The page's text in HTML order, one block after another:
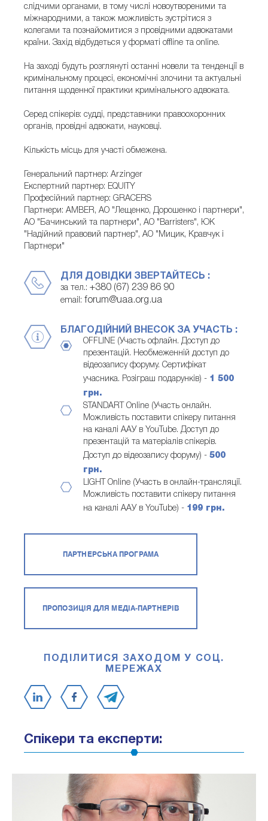
слідчими органами, в тому числі новоутвореними та
міжнародними, а також можливість зустрітися з
колегами та познайомитися з провідними адвокатами
країни. Захід відбудеться у форматі offline та оnline.
На заході будуть розглянуті останні новели та тенденції в
кримінальному процесі, економічні злочини та актуальні
питання щоденної практики кримінального адвоката.
Серед спікерів: судді, представники правоохоронних
органів, провідні адвокати, науковці.
Кількість місць для участі обмежена.
Генеральний партнер: Arzinger
Експертний партнер: EQUITY
Професійний партнер: GRACERS
Партнери: AMBER, АО "Лещенко, Дорошенко і партнери",
АО "Бачинський та партнери", АО "Barristers", ЮК
"Надійний правовий партнер", АО "Мицик, Кравчук і
Партнери"
ДЛЯ ДОВІДКИ ЗВЕРТАЙТЕСЬ :
за тел.: +380 (67) 239 86 90
email: forum@uaa.org.ua
БЛАГОДІЙНИЙ ВНЕСОК ЗА УЧАСТЬ :
OFFLINE (Участь офлайн. Доступ до
презентацій. Необмеженній доступ до
відеозапису форуму. Сертифікат
учасника. Розіграш подарунків) - 1 500
грн.
STANDART Online (Участь онлайн.
Можливість поставити спікеру питання
на каналі ААУ в YouTube. Доступ до
презентацій та матеріалів спікерів.
Доступ до відеозапису форуму) - 500
грн.
LIGHT Online (Участь в онлайн-трансляції.
Можливість поставити спікеру питання
на каналі ААУ в YouTube) - 199 грн.
ПАРТНЕРСЬКА ПРОГРАМА
ПРОПОЗИЦІЯ ДЛЯ МЕДІА-ПАРТНЕРІВ
ПОДІЛИТИСЯ ЗАХОДОМ У СОЦ.
МЕРЕЖАХ
Спікери та експерти: